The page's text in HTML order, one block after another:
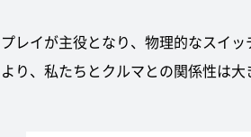
イが主役となり、物理的なスイ
、私たちとクルマとの関係性は大